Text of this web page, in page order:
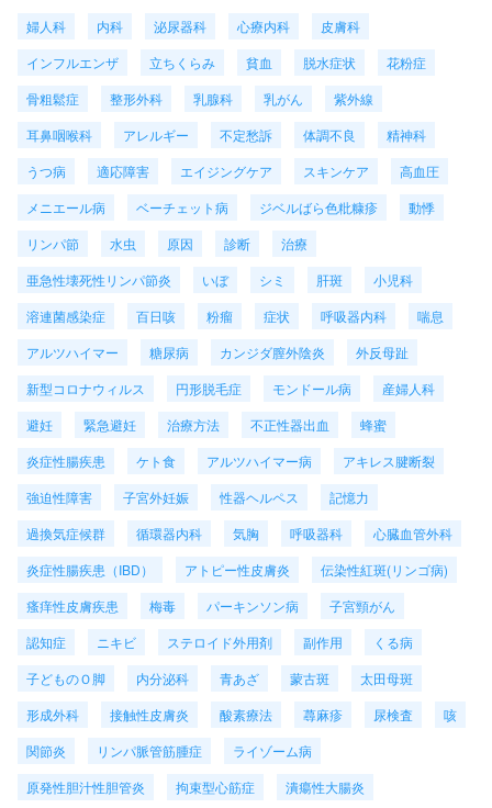
婦人科 内科 泌尿器科 心療内科
皮膚科
インフルエンザ
立ちくらみ 貧血 脱水症状
花粉症
骨粗鬆症
整形外科 乳腺科 乳がん
紫外線
耳鼻咽喉科
アレルギー 不定愁訴 体調不良
精神科
うつ病
適応障害 エイジングケア スキンケア
高血圧
メニエール病
ベーチェット病 ジベルばら色粃糠疹
動悸
リンパ節
水虫 原因 診断
治療
亜急性壊死性リンパ節炎
いぼ シミ 肝斑
小児科
溶連菌感染症
百日咳 粉瘤 症状 呼吸器内科
喘息
アルツハイマー
糖尿病 カンジダ膣外陰炎
外反母趾
新型コロナウィルス
円形脱毛症 モンドール病
産婦人科
避妊
緊急避妊 治療方法 不正性器出血
蜂蜜
炎症性腸疾患
ケト食 アルツハイマー病
アキレス腱断裂
強迫性障害
子宮外妊娠 性器ヘルペス
記憶力
過換気症候群
循環器内科 気胸 呼吸器科
心臓血管外科
炎症性腸疾患（IBD）
アトピー性皮膚炎
伝染性紅斑(リンゴ病)
瘙痒性皮膚疾患
梅毒 パーキンソン病
子宮頸がん
認知症
ニキビ ステロイド外用剤 副作用
くる病
子どものＯ脚
内分泌科 青あざ 蒙古斑
太田母斑
形成外科
接触性皮膚炎 酸素療法 蕁麻疹 尿検査
咳
関節炎
リンパ脈管筋腫症
ライゾーム病
原発性胆汁性胆管炎
拘束型心筋症 潰瘍性大腸炎